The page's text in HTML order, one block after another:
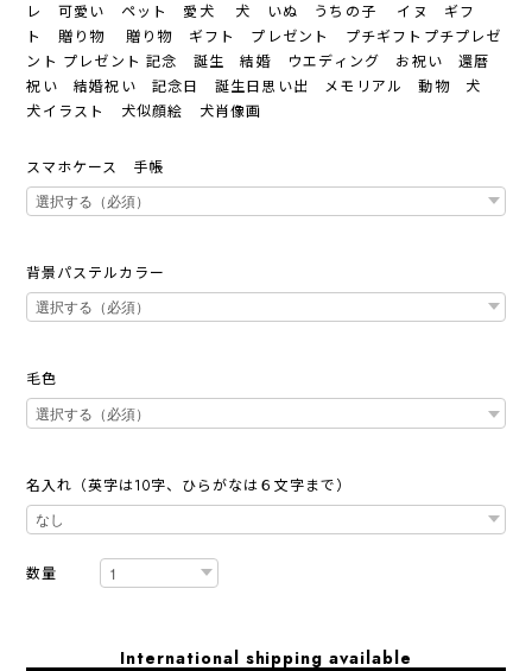
レ 可愛い ペット 愛犬 犬 いぬ うちの子 イヌ ギフ
ト 贈り物 贈り物 ギフト プレゼント プチギフトプチプレゼ
ント プレゼント 記念 誕生 結婚 ウエディング お祝い 還暦
祝い 結婚祝い 記念日 誕生日思い出 メモリアル 動物 犬
犬イラスト 犬似顔絵 犬肖像画
スマホケース 手帳
背景パステルカラー
毛色
名入れ（英字は10字、ひらがなは６文字まで）
数量
International shipping available